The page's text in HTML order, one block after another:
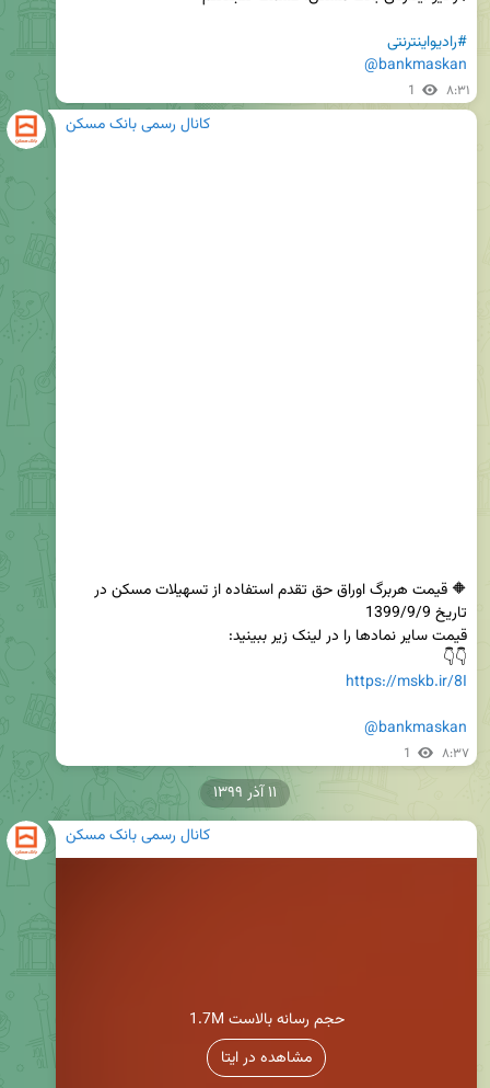
#رادیواینترنتی
@bankmaskan
1 ۸:۳۱
کانال رسمی بانک مسکن
👇👇
https://mskb.ir/8I
@bankmaskan
1 ۸:۳۷
کانال رسمی بانک مسکن
1.7M حجم رسانه بالاست
مشاهده در ایتا
۱۱ آذر ۱۳۹۹